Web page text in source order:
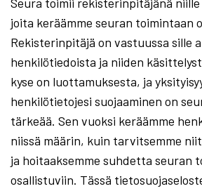
joita keräämme seuran toimintaan
Rekisterinpitäjä on vastuussa sille
henkilötiedoista ja niiden
kyse on luottamuksesta, ja
henkilötietojesi suojaaminen on
tärkeää. Sen vuoksi keräämme
niissä määrin, kuin tarvitsemme
ja hoitaaksemme suhdetta seuran
osallistuviin. Tässä